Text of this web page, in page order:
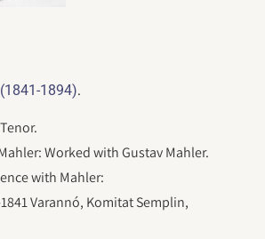
1894).
Worked with Gustav Mahler.
with Mahler:
Varannó, Komitat Semplin,